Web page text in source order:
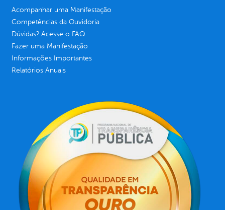
Acompanhar uma Manifestação
Competências da Ouvidoria
Dúvidas? Acesse o FAQ
Fazer uma Manifestação
Informações Importantes
Relatórios Anuais